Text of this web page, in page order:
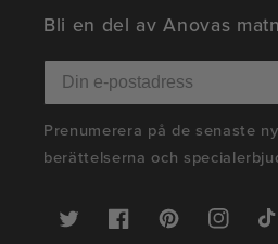
Bli en del av Anovas
Prenumerera på de senaste
berättelserna och
Twitter FacebookPinterestInstagram